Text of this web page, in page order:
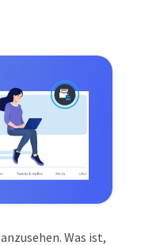
Was ist,